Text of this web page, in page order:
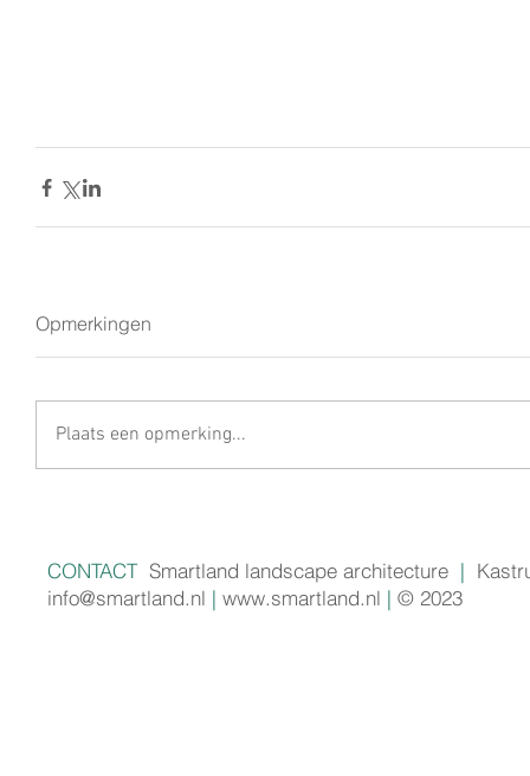
Opmerkingen
Plaats een opmerking...
CONTACTSmartland landscape architecture |
info@smartland.nl | www.smartland.nl | © 2023